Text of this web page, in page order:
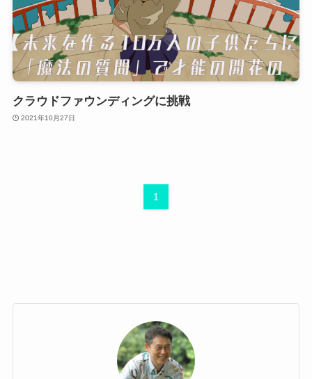
クラウドファウンディングに挑戦
2021年10月27日
1